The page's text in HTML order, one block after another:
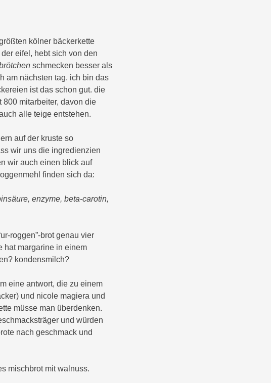
kölner bäckerkette
eifel, hebt sich von den
schmecken besser als
am nächsten tag. ich bin das
ist das schon gut. die
800 mitarbeiter, davon die
alle teige entstehen.
auf der kruste so
wir uns die ingredienzien
wir auch einen blick auf
finden sich da:
enzyme, beta-carotin,
roggen”-brot genau vier
hat margarine in einem
kondensmilch?
eine antwort, die zu einem
und nicole magiera und
müsse man überdenken.
und würden
nach geschmack und
mischbrot mit walnuss.